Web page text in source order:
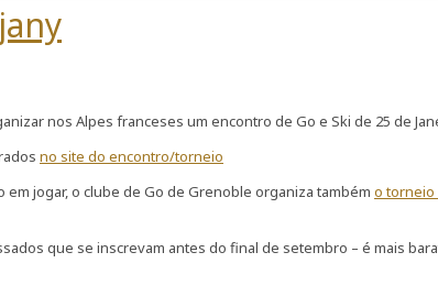
nos Alpes franceses um encontro de Go e Ski de 25 de
no site do encontro/torneio
jogar, o clube de Go de Grenoble organiza também o torneio
que se inscrevam antes do final de setembro – é mais